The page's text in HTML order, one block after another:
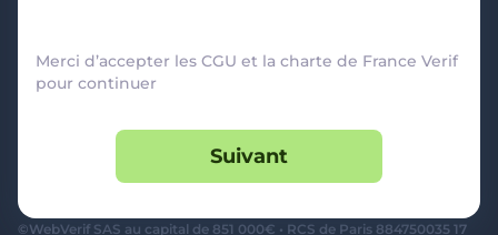
A PROPOS
Aide
Contact support utilisateurs
support@franceverif.fr
©WebVerif SAS au capital de 851 000€ • RCS de Paris 884750035 17
Merci d’accepter les CGU et la charte de France Verif
pour continuer
Suivant